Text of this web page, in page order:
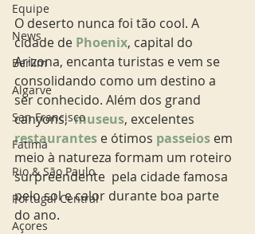
Equipe
News
Berlim
Algarve
San Francisco
Fatima
Rio & São Paulo
Portugal Central
Açores
O deserto nunca foi tão cool. A
cidade de Phoenix, capital do
Arizona, encanta turistas e vem se
consolidando como um destino a
ser conhecido. Além dos grand
canyons, museus, excelentes
restaurantes e ótimos passeios em
meio à natureza formam um roteiro
surpreendente  pela cidade famosa
pelo sol e calor durante boa parte
do ano.